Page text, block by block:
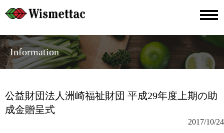
Information
公益財団法人洲崎福祉財団 平成29年度上期の助
成金贈呈式
2017/10/24